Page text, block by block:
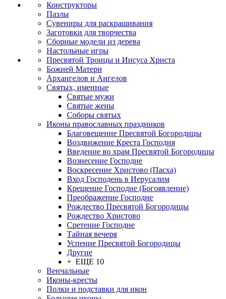
Конструкторы
Пазлы
Сувениры для раскрашивания
Заготовки для творчества
Сборные модели из дерева
Настольные игры
Пресвятой Троицы и Иисуса Христа
Божией Матери
Архангелов и Ангелов
Святых, именные
Святые мужи
Святые жены
Соборы святых
Иконы православных праздников
Благовещение Пресвятой Богородицы
Воздвижение Креста Господня
Введение во храм Пресвятой Богородицы
Вознесение Господне
Воскресение Христово (Пасха)
Вход Господень в Иерусалим
Крещение Господне (Богоявление)
Преображение Господне
Рождество Пресвятой Богородицы
Рождество Христово
Сретение Господне
Тайная вечеря
Успение Пресвятой Богородицы
Другие
+ ЕЩЕ 10
Венчальные
Иконы-кресты
Полки и подставки для икон